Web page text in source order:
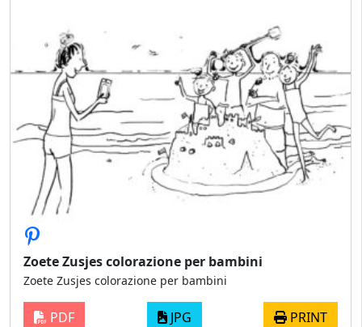
Zoete Zusjes colorazione per bambini
Zoete Zusjes colorazione per bambini
PDF JPG PRINT